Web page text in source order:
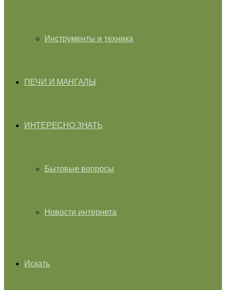
Инструменты и техника
ПЕЧИ И МАНГАЛЫ
ИНТЕРЕСНО ЗНАТЬ
Бытовые вопросы
Новости интернета
Искать